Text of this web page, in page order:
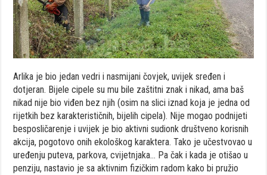
Arlika je bio jedan vedri i nasmijani čovjek, uvijek sređen i
dotjeran. Bijele cipele su mu bile zaštitni znak i nikad, ama baš
nikad nije bio viđen bez njih (osim na slici iznad koja je jedna od
rijetkih bez karakterističnih, bijelih cipela). Nije mogao podnijeti
besposličarenje i uvijek je bio aktivni sudionk društveno korisnih
akcija, pogotovo onih ekološkog karaktera. Tako je učestvovao u
uređenju puteva, parkova, cvijetnjaka… Pa čak i kada je otišao u
penziju, nastavio je sa aktivnim fizičkim radom kako bi pružio